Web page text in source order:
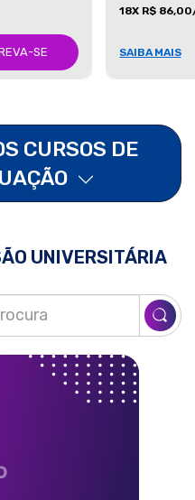
SE
18X R$
SAIBA MAIS
CURSOS DE
UNIVERSITÁRIA